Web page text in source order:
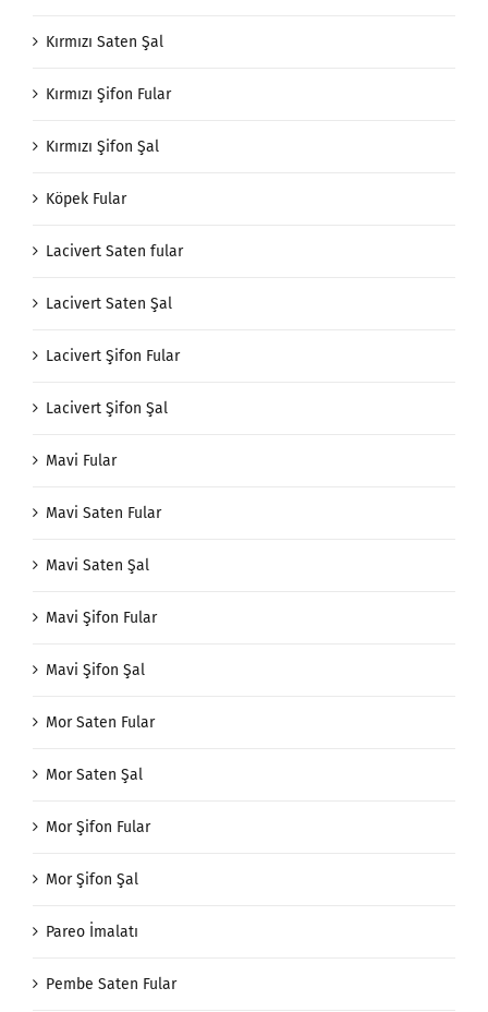
Kırmızı Saten Şal
Kırmızı Şifon Fular
Kırmızı Şifon Şal
Köpek Fular
Lacivert Saten fular
Lacivert Saten Şal
Lacivert Şifon Fular
Lacivert Şifon Şal
Mavi Fular
Mavi Saten Fular
Mavi Saten Şal
Mavi Şifon Fular
Mavi Şifon Şal
Mor Saten Fular
Mor Saten Şal
Mor Şifon Fular
Mor Şifon Şal
Pareo İmalatı
Pembe Saten Fular